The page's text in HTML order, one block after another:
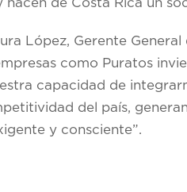
hacen de Costa Rica un
López, Gerente
como Puratos
capacidad de
del país,
y consciente”.